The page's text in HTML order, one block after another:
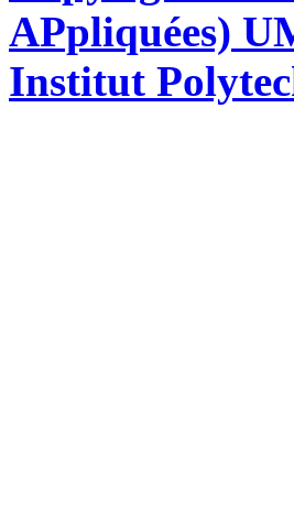
APpliquées)
Institut